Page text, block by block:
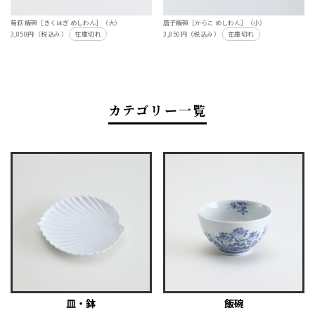
菊萩 飯碗［きくはぎ めしわん］（大）
3,850円（税込み）
在庫切れ
唐子飯碗［からこ めしわん］（小）
3,850円（税込み）
在庫切れ
カテゴリー一覧
皿・鉢 飯碗